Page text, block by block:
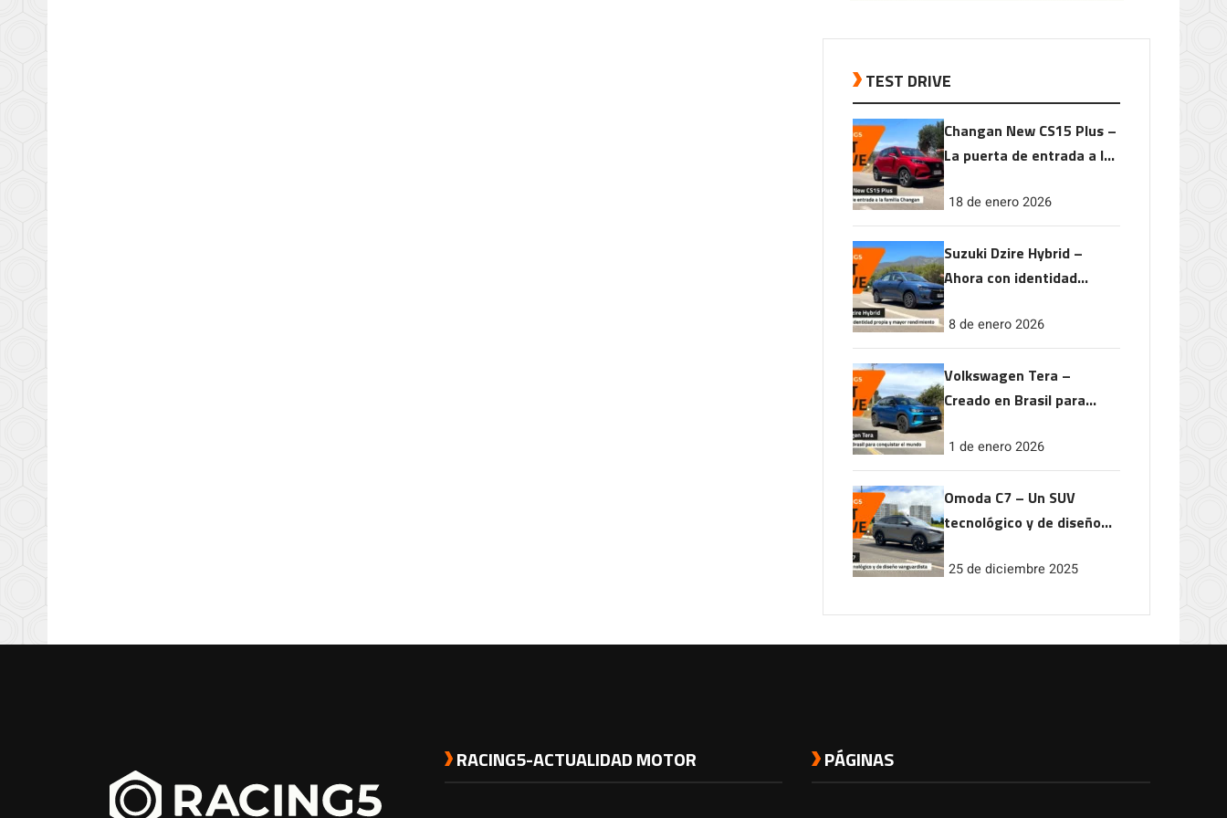
TEST DRIVE
Changan New CS15 Plus –
La puerta de entrada a la
18 de enero 2026
Suzuki Dzire Hybrid –
Ahora con identidad
rendimiento
8 de enero 2026
Volkswagen Tera –
Creado en Brasil para
1 de enero 2026
Omoda C7 – Un SUV
tecnológico y de diseño
25 de diciembre 2025
RACING5-ACTUALIDAD MOTOR PÁGINAS